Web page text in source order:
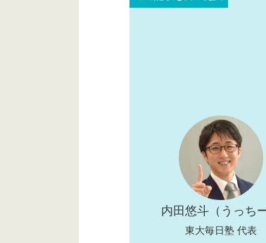
内田悠斗（うっちー
東大毎日塾 代表